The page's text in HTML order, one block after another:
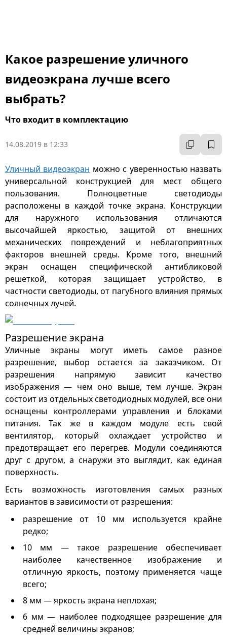
Какое разрешение уличного
видеоэкрана лучше всего
выбрать?
Что входит в комплектацию
14.08.2019 в 12:33
Уличный видеоэкран можно с уверенностью назвать
универсальной конструкцией для мест общего
пользования. Полноцветные светодиоды
расположены в каждой точке экрана. Конструкции
для наружного использования отличаются
высочайшей яркостью, защитой от внешних
механических повреждений и неблагоприятных
факторов внешней среды. Кроме того, внешний
экран оснащен специфической антибликовой
решеткой, которая защищает устройство, в
частности светодиоды, от пагубного влияния прямых
солнечных лучей.
Разрешение экрана
Уличные экраны могут иметь самое разное
разрешение, выбор остается за заказчиком. От
разрешения напрямую зависит качество
изображения — чем оно выше, тем лучше. Экран
состоит из отдельных светодиодных модулей, все они
оснащены контроллерами управления и блоками
питания. Так же в каждом модуле есть свой
вентилятор, который охлаждает устройство и
предотвращает его перегрев. Модули соединяются
друг с другом, а снаружи это выглядит, как единая
поверхность.
Есть возможность изготовления самых разных
вариантов в зависимости от разрешения:
разрешение от 10 мм используется крайне
редко;
10 мм — такое разрешение обеспечивает
наиболее качественное изображение и
отличную яркость, поэтому применяется чаще
всего;
8 мм — яркость экрана неплохая;
6 мм — наиболее подходящее разрешение для
средней величины экранов;